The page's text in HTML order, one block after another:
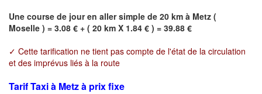
Une course de jour en aller simple de 20 km à Metz (
Moselle ) = 3.08 € + ( 20 km X 1.84 € ) = 39.88 €
✓ Cette tarification ne tient pas compte de l'état de la circulation
et des imprévus liés à la route
Tarif Taxi à Metz à prix fixe